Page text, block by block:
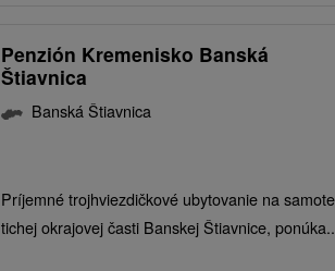
Penzión Kremenisko Banská
Štiavnica
Banská Štiavnica
Príjemné trojhviezdičkové ubytovanie na
tichej okrajovej časti Banskej Štiavnice,